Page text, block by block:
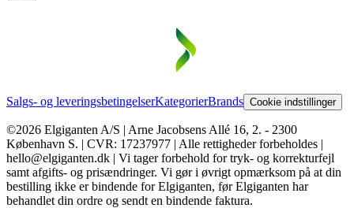
Salgs- og leveringsbetingelserKategorierBrands Cookie indstillinger
©2026 Elgiganten A/S | Arne Jacobsens Allé 16, 2. - 2300
København S. | CVR: 17237977 | Alle rettigheder forbeholdes |
hello@elgiganten.dk | Vi tager forbehold for tryk- og korrekturfejl
samt afgifts- og prisændringer. Vi gør i øvrigt opmærksom på at din
bestilling ikke er bindende for Elgiganten, før Elgiganten har
behandlet din ordre og sendt en bindende faktura.